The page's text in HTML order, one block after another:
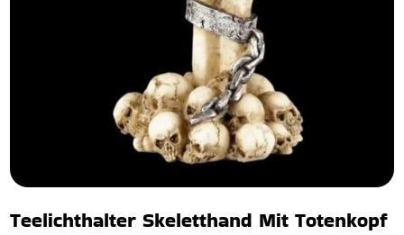
Teelichthalter Skeletthand Mit Totenkopf